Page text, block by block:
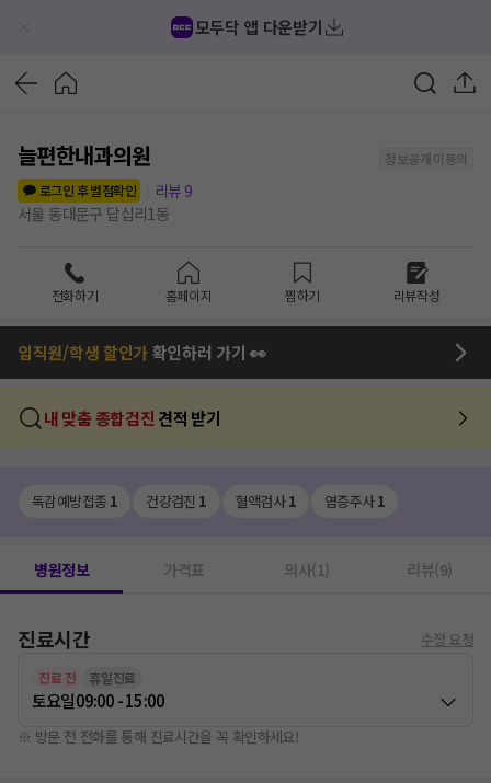
모두닥 앱 다운받기
늘편한내과의원
정보공개 미동의
로그인 후 별점확인
리뷰 9
서울 동대문구 답십리1동
전화하기 홈페이지 찜하기 리뷰작성
임직원/학생 할인가확인하러 가기 👀
내 맞춤 종합검진 견적 받기
독감예방접종 1 건강검진 1 혈액검사1 염증주사1
병원정보 가격표 의사(1) 리뷰(9)
진료시간 수정 요청
진료 전 휴일진료
토요일09:00 - 15:00
※ 방문 전 전화를 통해 진료시간을 꼭 확인하세요!